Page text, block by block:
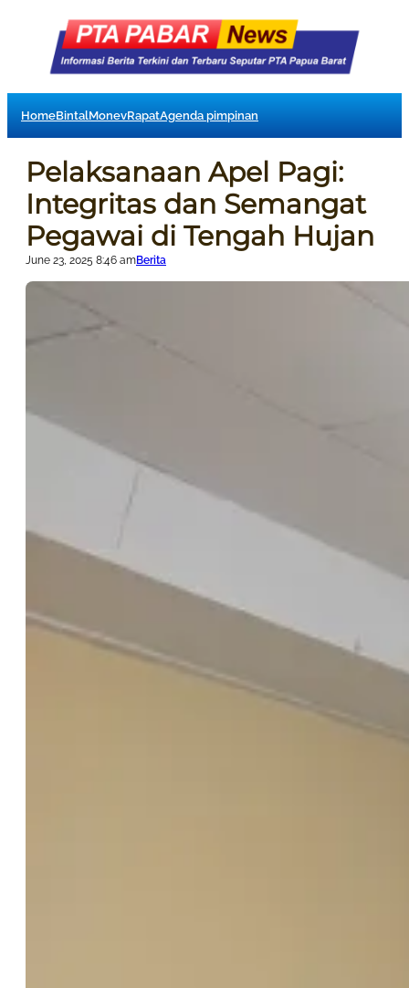
HomeBintalMonevRapatAgenda pimpinan
Pelaksanaan Apel Pagi:
Integritas dan Semangat
Pegawai di Tengah Hujan
June 23, 2025 8:46 amBerita